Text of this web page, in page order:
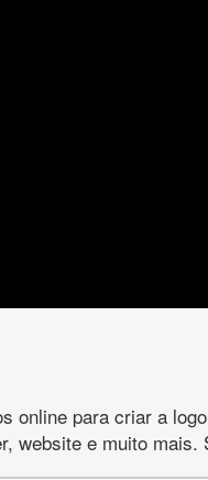
online para criar a
website e muito